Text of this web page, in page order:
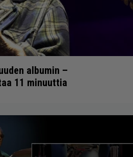
albumin –
11 minuuttia